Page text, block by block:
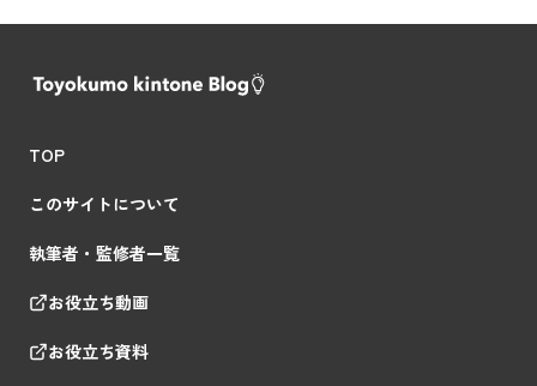
TOP
このサイトについて
執筆者・監修者一覧
お役立ち動画
お役立ち資料